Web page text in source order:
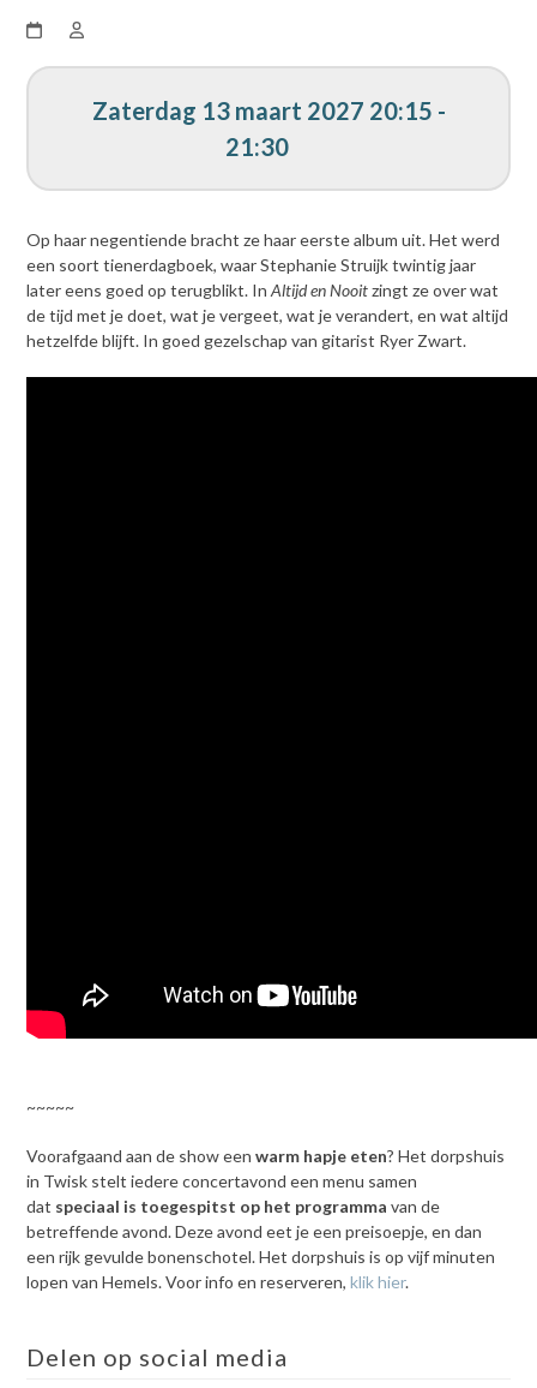
Zaterdag 13 maart 2027 20:15 -
21:30
Op haar negentiende bracht ze haar eerste album uit. Het werd
een soort tienerdagboek, waar Stephanie Struijk twintig jaar
later eens goed op terugblikt. InAltijd en Nooitzingt ze over wat
de tijd met je doet, wat je vergeet, wat je verandert, en wat altijd
hetzelfde blijft. In goed gezelschap van gitarist Ryer Zwart.
~~~~~
Voorafgaand aan de show eenwarm hapje eten? Het dorpshuis
in Twisk stelt iedere concertavond een menu samen
dat speciaal is toegespitst op het programma van de
betreffende avond. Deze avond eet je een preisoepje, en dan
een rijk gevulde bonenschotel. Het dorpshuis is op vijf minuten
lopen van Hemels. Voor info en reserveren,klik hier.
Delen op social media